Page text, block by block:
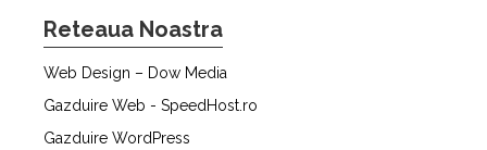
Reteaua Noastra
Web Design – Dow Media
Gazduire Web - SpeedHost.ro
Gazduire WordPress